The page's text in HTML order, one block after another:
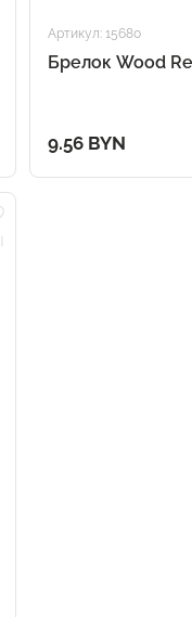
Артикул: 15680
Брелок Wood
9.56 BYN